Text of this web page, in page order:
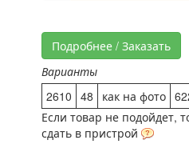
Подробнее / Заказать
Варианты
2610 48 как на фото
Если товар не подойдет,
сдать в пристрой